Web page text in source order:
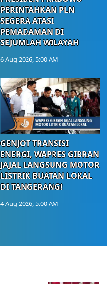
PERINTAHKAN PLN
SEGERA ATASI
PEMADAMAN DI
SEJUMLAH WILAYAH
6 Aug 2026, 5:00 AM
GENJOT TRANSISI
ENERGI, WAPRES GIBRAN
JAJAL LANGSUNG MOTOR
LISTRIK BUATAN LOKAL
DI TANGERANG!
4 Aug 2026, 5:00 AM